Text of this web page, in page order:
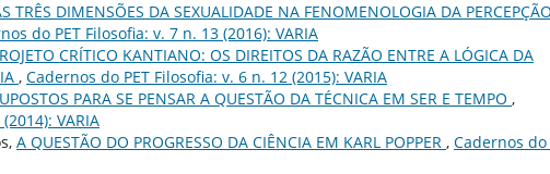
TRÊS DIMENSÕES DA SEXUALIDADE NA FENOMENOLOGIA DA
do PET Filosofia: v. 7 n. 13 (2016): VARIA
CRÍTICO KANTIANO: OS DIREITOS DA RAZÃO ENTRE A LÓGICA DA
, Cadernos do PET Filosofia: v. 6 n. 12 (2015): VARIA
PARA SE PENSAR A QUESTÃO DA TÉCNICA EM SER E TEMPO ,
VARIA
A QUESTÃO DO PROGRESSO DA CIÊNCIA EM KARL POPPER , Cadernos do